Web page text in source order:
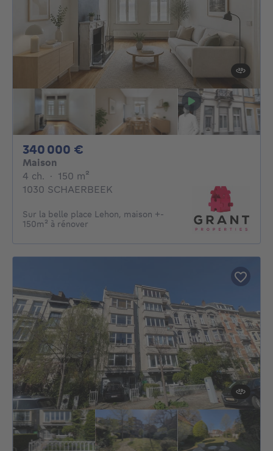
340 000 €
Maison
4 ch. 4 chambres
· 150 m²
1030 SCHAERBEEK
Sur la belle place Lehon, maison +-
150m² à rénover